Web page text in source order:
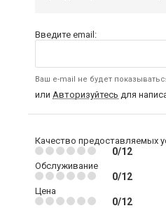
Введите email:
Ваш e-mail не будет
или Авторизуйтесь для
Качество предоставляемых
0/12
Обслуживание
0/12
Цена
0/12